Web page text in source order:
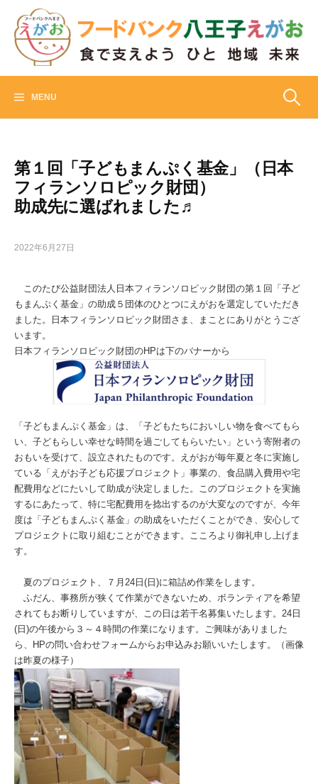
content
MENU 検
第１回「子どもまんぷく基金」（日本
フィランソロピック財団）
助成先に選ばれました♬
2022年6月27日
このたび公益財団法人日本フィランソロピック財団の第１回「子ど
もまんぷく基金」の助成５団体のひとつにえがおを選定していただき
ました。日本フィランソロピック財団さま、まことにありがとうござ
います。
日本フィランソロピック財団のHPは下のバナーから
「子どもまんぷく基金」は、「子どもたちにおいしい物を食べてもら
い、子どもらしい幸せな時間を過ごしてもらいたい」という寄附者の
おもいを受けて、設立されたものです。えがおが毎年夏と冬に実施し
ている「えがお子ども応援プロジェクト」事業の、食品購入費用や宅
配費用などにたいして助成が決定しました。このプロジェクトを実施
するにあたって、特に宅配費用を捻出するのが大変なのですが、今年
度は「子どもまんぷく基金」の助成をいただくことができ、安心して
プロジェクトに取り組むことができます。こころより御礼申し上げま
す。
夏のプロジェクト、７月24日(日)に箱詰め作業をします。
ふだん、事務所が狭くて作業ができないため、ボランティアを希望
されてもお断りしていますが、この日は若干名募集いたします。24日
(日)の午後から３～４時間の作業になります。ご興味がありました
ら、HPの問い合わせフォームからお申込みお願いいたします。（画像
は昨夏の様子）